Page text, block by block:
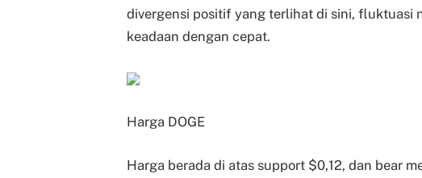
divergensi positif yang terlihat di sini, fluktuasi
keadaan dengan cepat.
Harga DOGE
Harga berada di atas support $0,12, dan bear